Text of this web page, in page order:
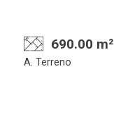
690.00 m²
A. Terreno